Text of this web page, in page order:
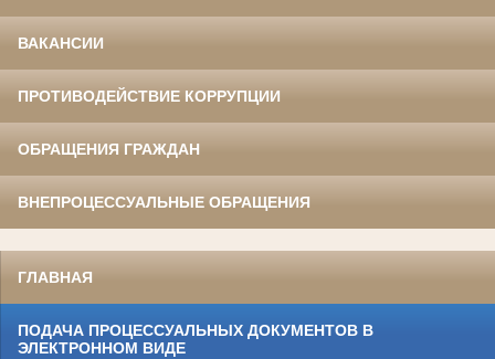
ВАКАНСИИ
ПРОТИВОДЕЙСТВИЕ КОРРУПЦИИ
ОБРАЩЕНИЯ ГРАЖДАН
ВНЕПРОЦЕССУАЛЬНЫЕ ОБРАЩЕНИЯ
ГЛАВНАЯ
ПОДАЧА ПРОЦЕССУАЛЬНЫХ ДОКУМЕНТОВ В
ЭЛЕКТРОННОМ ВИДЕ